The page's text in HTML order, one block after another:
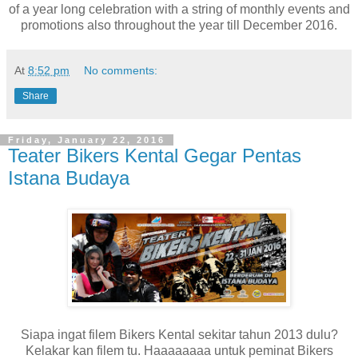
of a year long celebration with a string of monthly events and
promotions also throughout the year till December 2016.
At 8:52 pm No comments:
Share
Friday, January 22, 2016
Teater Bikers Kental Gegar Pentas
Istana Budaya
Siapa ingat filem Bikers Kental sekitar tahun 2013 dulu?
Kelakar kan filem tu. Haaaaaaaa untuk peminat Bikers